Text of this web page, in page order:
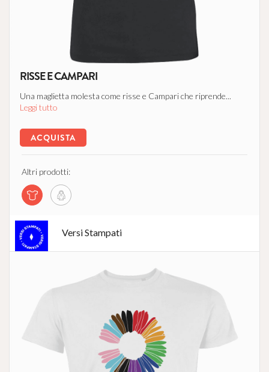
RISSE E CAMPARI
Una maglietta molesta come risse e Campari che riprende...
Leggi tutto
ACQUISTA
Altri prodotti:
Versi Stampati